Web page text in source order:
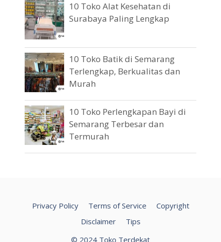
10 Toko Alat Kesehatan di
Surabaya Paling Lengkap
10 Toko Batik di Semarang
Terlengkap, Berkualitas dan
Murah
10 Toko Perlengkapan Bayi di
Semarang Terbesar dan
Termurah
Privacy Policy Terms of Service
Copyright
Disclaimer
Tips
© 2024 Toko Terdekat